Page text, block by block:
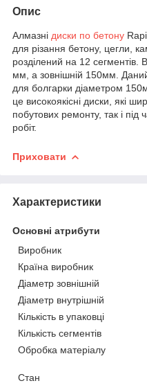
Опис
Алмазні диски по бетону
для різання бетону, цегли,
розділений на 12 сегментів.
мм, а зовнішній 150мм.
для болгарки діаметром
це високоякісні диски, які
побутових ремонту, так і
робіт.
Приховати
Характеристики
Основні атрибути
Виробник
Країна виробник
Діаметр зовнішній
Діаметр внутрішній
Кількість в упаковці
Кількість сегментів
Обробка матеріалу
Стан